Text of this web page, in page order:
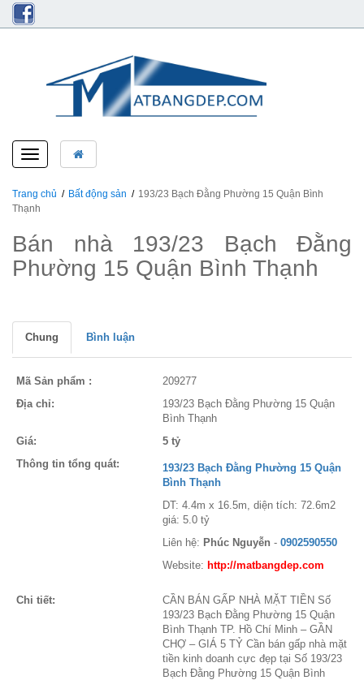
Toggle
navigation
Trang chủ Bất động sản
193/23 Bạch Đằng Phường 15 Quận Bình
Thạnh
Bán nhà 193/23 Bạch Đằng
Phường 15 Quận Bình Thạnh
Chung Bình luận
Mã Sản phẩm :
209277
Địa chỉ:
193/23 Bạch Đằng Phường 15 Quận
Bình Thạnh
Giá:
5 tỷ
Thông tin tổng quát:
193/23 Bạch Đằng Phường 15 Quận
Bình Thạnh
DT: 4.4m x 16.5m, diện tích: 72.6m2
giá: 5.0 tỷ
Liên hệ: Phúc Nguyễn - 0902590550
Website: http://matbangdep.com
Chi tiết:
CẦN BÁN GẤP NHÀ MẶT TIỀN Số
193/23 Bạch Đằng Phường 15 Quận
Bình Thạnh TP. Hồ Chí Minh – GẦN
CHỢ – GIÁ 5 TỶ Cần bán gấp nhà mặt
tiền kinh doanh cực đẹp tại Số 193/23
Bạch Đằng Phường 15 Quận Bình